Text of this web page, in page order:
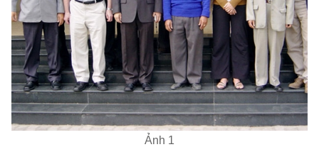
Ảnh 1